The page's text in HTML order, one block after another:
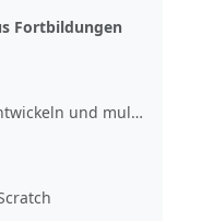
Fortbildungen
7.1 Spiele entwickeln und multimedial dokumentieren (2021-01-06)